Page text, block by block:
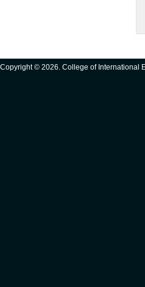
Copyright © 2026. College of International